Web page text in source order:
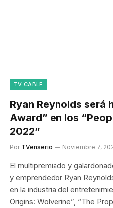
TV CABLE
Ryan Reynolds será
Award” en los
2022”
Por TVenserio Noviembre 7,
El multipremiado y
y emprendedor Ryan
en la industria del
Origins: Wolverine”, “The